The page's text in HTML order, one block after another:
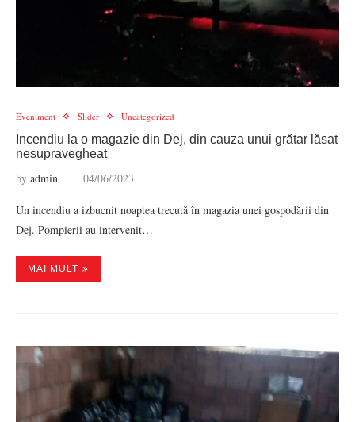
Eveniment Slider Uncategorized
Incendiu la o magazie din Dej, din cauza unui grătar lăsat
nesupravegheat
by admin 04/06/2023
Un incendiu a izbucnit noaptea trecută în magazia unei gospodării din
Dej. Pompierii au intervenit…
MAI MULT